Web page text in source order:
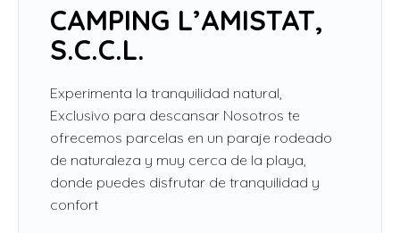
CAMPING L’AMISTAT,
S.C.C.L.
Experimenta la tranquilidad natural,
Exclusivo para descansar Nosotros te
ofrecemos parcelas en un paraje rodeado
de naturaleza y muy cerca de la playa,
donde puedes disfrutar de tranquilidad y
confort